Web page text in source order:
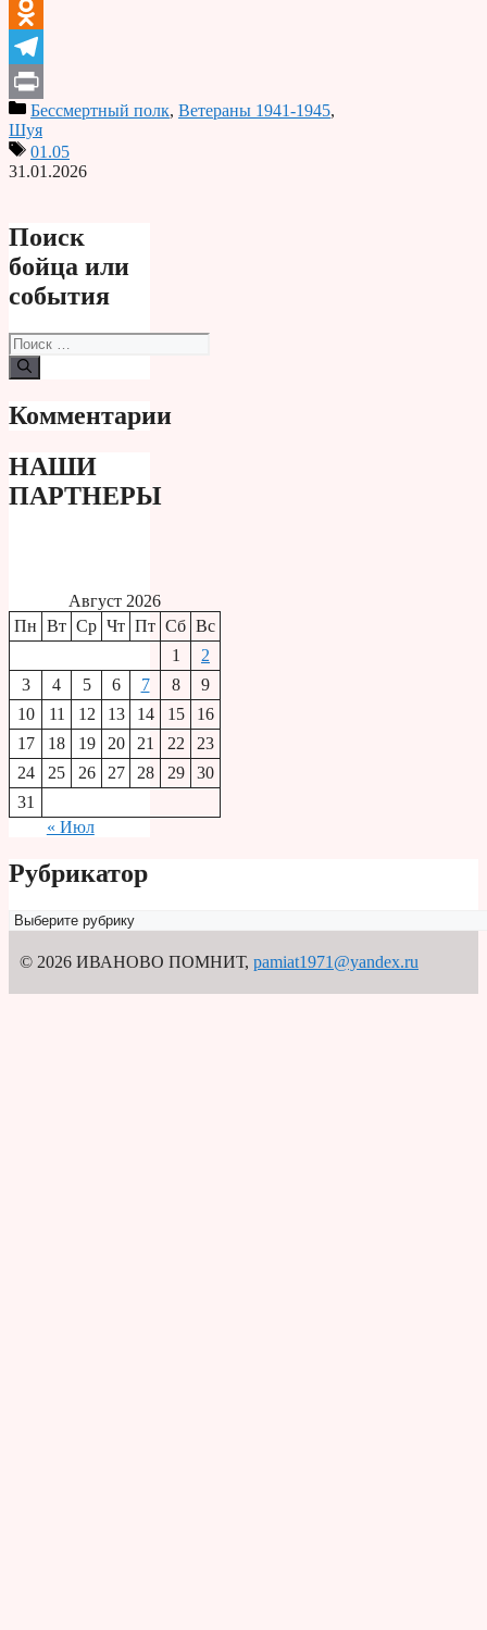
VK
Odnoklassniki
Telegram
PrintБессмертный полк, Ветераны 1941-1945,
Шуя
01.05
31.01.2026
Поиск
бойца или
события
Поиск:
Комментарии
НАШИ
ПАРТНЕРЫ
Август 2026
Пн Вт Ср Чт Пт Сб Вс
1
2
3
4 5 6 7 8
9
10
11 12 13 14 15
16
17
18 19 20 21 22
23
24
25 26 27 28 29
30
31
« Июл
Рубрикатор
Рубрикатор
© 2026 ИВАНОВО ПОМНИТ, pamiat1971@yandex.ru